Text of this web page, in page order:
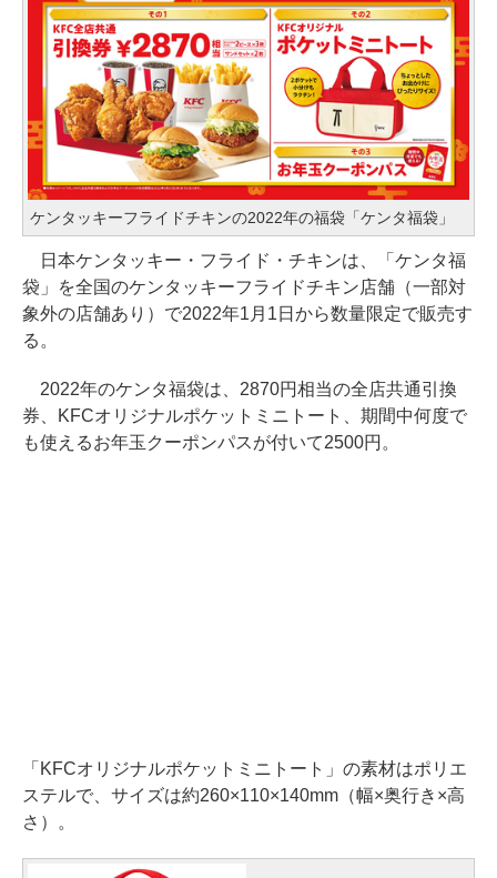
ケンタッキーフライドチキンの2022年の福袋「ケンタ福袋」
日本ケンタッキー・フライド・チキンは、「ケンタ福
袋」を全国のケンタッキーフライドチキン店舗（一部対
象外の店舗あり）で2022年1月1日から数量限定で販売す
る。
2022年のケンタ福袋は、2870円相当の全店共通引換
券、KFCオリジナルポケットミニトート、期間中何度で
も使えるお年玉クーポンパスが付いて2500円。
「KFCオリジナルポケットミニトート」の素材はポリエ
ステルで、サイズは約260×110×140mm（幅×奥行き×高
さ）。